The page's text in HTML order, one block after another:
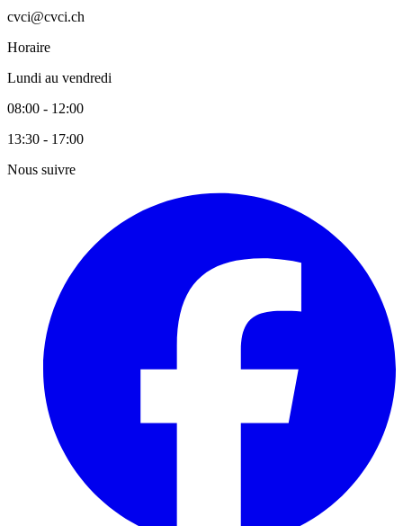
cvci@cvci.ch
Horaire
Lundi au vendredi
08:00 - 12:00
13:30 - 17:00
Nous suivre